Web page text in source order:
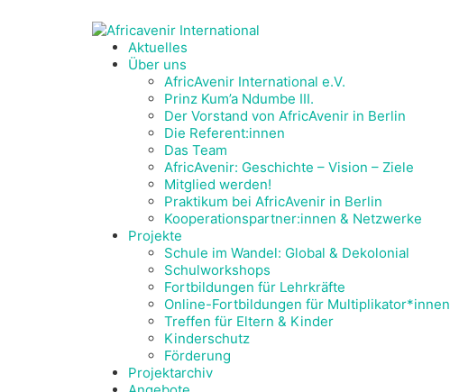
Aktuelles
Über uns
AfricAvenir International e.V.
Prinz Kum’a Ndumbe III.
Der Vorstand von AfricAvenir in Berlin
Die Referent:innen
Das Team
AfricAvenir: Geschichte – Vision – Ziele
Mitglied werden!
Praktikum bei AfricAvenir in Berlin
Kooperationspartner:innen & Netzwerke
Projekte
Schule im Wandel: Global & Dekolonial
Schulworkshops
Fortbildungen für Lehrkräfte
Online-Fortbildungen für Multiplikator*innen
Treffen für Eltern & Kinder
Kinderschutz
Förderung
Projektarchiv